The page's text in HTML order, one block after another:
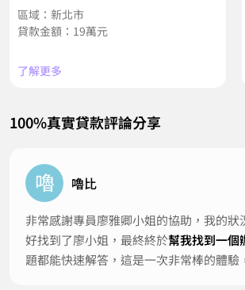
區域：新北市
貸款金額：19萬元
了解更多
100%真實貸款評論分享
嚕 嚕比
非常感謝專員廖雅卿小姐的協助，我的
好找到了廖小姐，最終終於幫我找到一個
題都能快速解答，這是一次非常棒的體驗